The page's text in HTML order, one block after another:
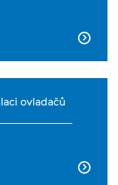

ovladačů
